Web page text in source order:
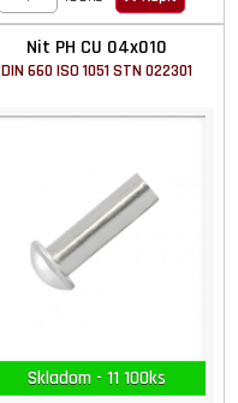
Nit PH CU 04x010
DIN 660 ISO 1051 STN 022301
Skladom - 11 100ks